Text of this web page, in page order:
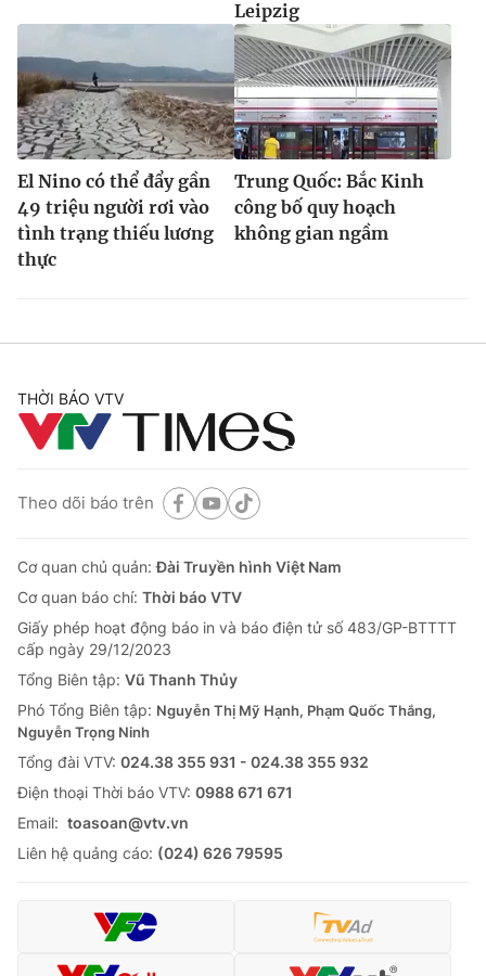
Leipzig
El Nino có thể đẩy gần
49 triệu người rơi vào
tình trạng thiếu lương
thực
Trung Quốc: Bắc Kinh
công bố quy hoạch
không gian ngầm
THỜI BÁO VTV
Theo dõi báo trên
Cơ quan chủ quản:Đài Truyền hình Việt Nam
Cơ quan báo chí: Thời báo VTV
Giấy phép hoạt động báo in và báo điện tử số 483/GP-BTTTT
cấp ngày 29/12/2023
Tổng Biên tập: Vũ Thanh Thủy
Phó Tổng Biên tập: Nguyễn Thị Mỹ Hạnh, Phạm Quốc Thắng,
Nguyễn Trọng Ninh
Tổng đài VTV: 024.38 355 931 - 024.38 355 932
Ðiện thoại Thời báo VTV: 0988 671 671
Email: toasoan@vtv.vn
Liên hệ quảng cáo: (024) 626 79595